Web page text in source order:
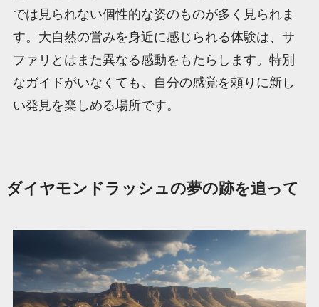
では見られない個性的な姿のものが多く見られま
す。大自然の営みを身近に感じられる体験は、サ
ファリとはまた異なる感動をもたらします。特別
なガイドがいなくても、自分の感覚を頼りに新し
い発見を楽しめる場所です。
ダイヤモンドラッシュの夢の跡を追って